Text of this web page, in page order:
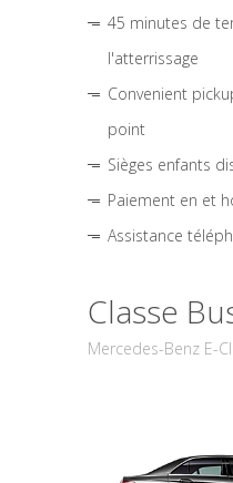
45 minutes de
l'atterrissage
Convenient
point
Sièges enfants
Paiement en et
Assistance
Classe
Mercedes-Benz E-